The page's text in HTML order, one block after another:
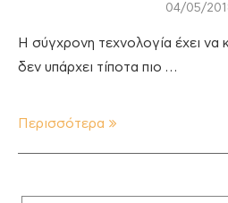
04/05/
Η σύγχρονη τεχνολογία έχει να
δεν υπάρχει τίποτα πιο …
Περισσότερα